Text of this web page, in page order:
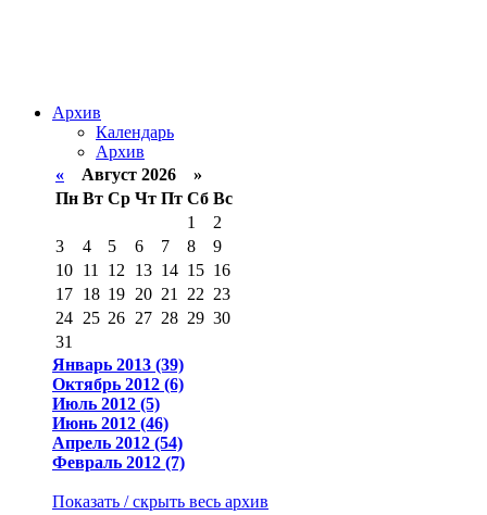
Архив
Календарь
Архив
« Август 2026 »
Пн Вт Ср Чт Пт Сб Вс
1
2
3
4 5 6 7 8
9
10 11 12 13 14 15 16
17 18 19 20 21 22 23
24 25 26 27 28 29 30
31
Январь 2013 (39)
Октябрь 2012 (6)
Июль 2012 (5)
Июнь 2012 (46)
Апрель 2012 (54)
Февраль 2012 (7)
Показать / скрыть весь архив